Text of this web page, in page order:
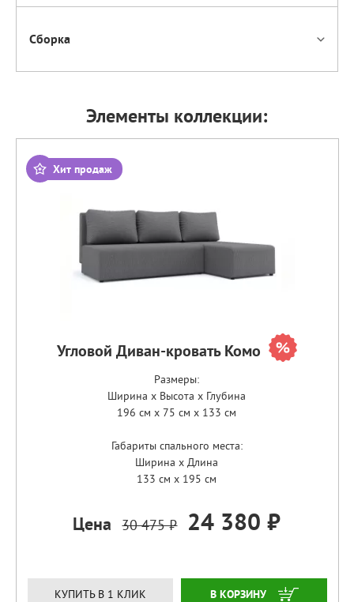
Сборка
Элементы коллекции:
Хит продаж
Угловой Диван-кровать Комо
Размеры:
Ширина x Высота x Глубина
196 см x 75 см x 133 см
Габариты спального места:
Ширина x Длина
133 см x 195 см
Цена 30 475 ₽ 24 380 ₽
КУПИТЬ В 1 КЛИК ЗАКАЗАТЬ